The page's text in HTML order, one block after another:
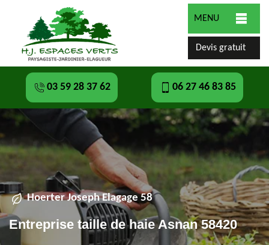
MENU
Devis gratuit
03 59 28 37 62 06 27 46 83 85
Hoerter Joseph Elagage 58
Entreprise taille de haie Asnan 58420